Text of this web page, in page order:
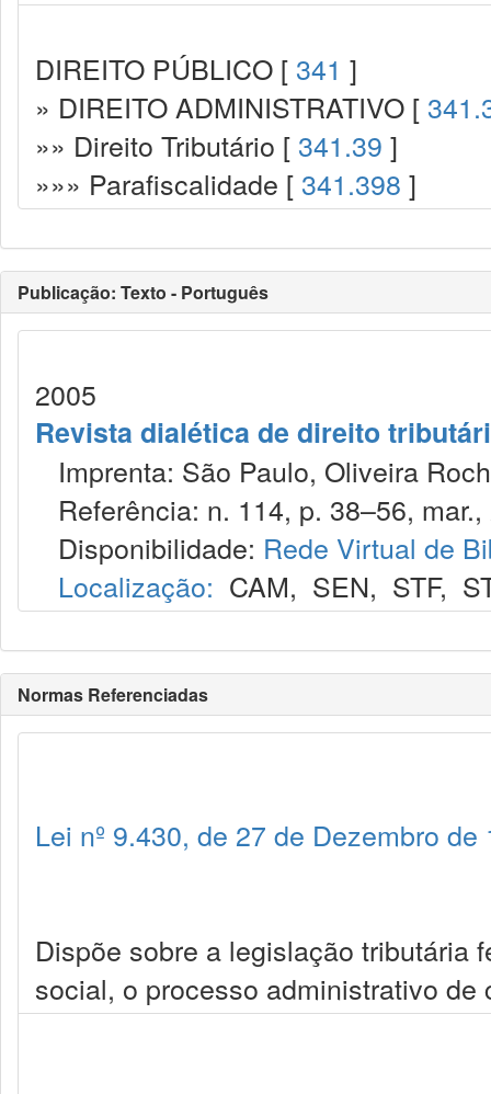
DIREITO PÚBLICO [ 341 ]
» DIREITO ADMINISTRATIVO [
»» Direito Tributário [ 341.39 ]
»»» Parafiscalidade [ 341.398 ]
Publicação: Texto - Português
2005
Revista dialética de direito
Imprenta: São Paulo, Oliveira
Referência: n. 114, p. 38–56, mar.,
Disponibilidade: Rede Virtual de
Localização: CAM, SEN, STF,
Normas Referenciadas
Lei nº 9.430, de 27 de Dezembro de
Dispõe sobre a legislação tributária
social, o processo administrativo